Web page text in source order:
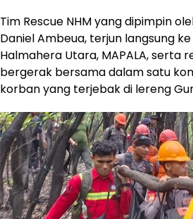
Tim Rescue NHM yang dipimpin
Daniel Ambeua, terjun langsung
Halmahera Utara, MAPALA,
bergerak bersama dalam satu
korban yang terjebak di lereng